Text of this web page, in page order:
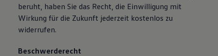
beruht, haben Sie das Recht, die Einwilligung mit
Wirkung für die Zukunft jederzeit kostenlos zu
widerrufen.
Beschwerderecht